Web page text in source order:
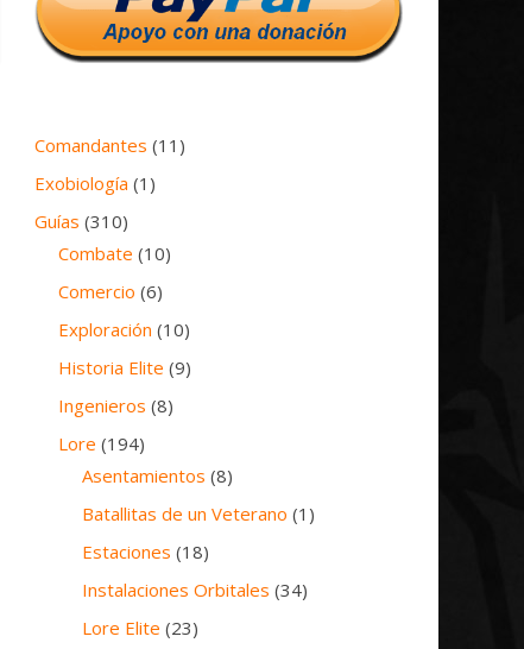
Comandantes (11)
Exobiología (1)
Guías (310)
Combate (10)
Comercio (6)
Exploración (10)
Historia Elite (9)
Ingenieros (8)
Lore (194)
Asentamientos (8)
Batallitas de un Veterano (1)
Estaciones (18)
Instalaciones Orbitales (34)
Lore Elite (23)